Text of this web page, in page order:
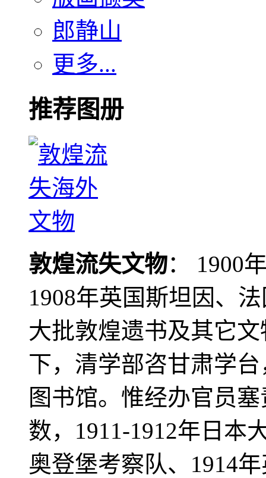
郎静山
更多...
推荐图册
敦煌流失文物： 1900
1908年英国斯坦因、
大批敦煌遗书及其它
下，清学部咨甘肃学
图书馆。惟经办官员
数，1911-1912年日本
奥登堡考察队、1914